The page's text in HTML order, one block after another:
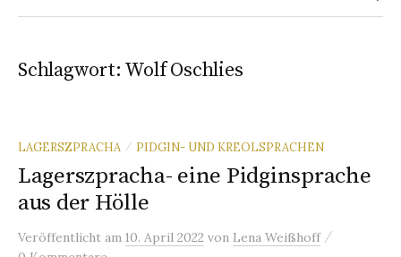
Schlagwort: Wolf Oschlies
LAGERSZPRACHA / PIDGIN- UND KREOLSPRACHEN
Lagerszpracha- eine Pidginsprache
aus der Hölle
Veröffentlicht am 10. April 2022 von Lena Weißhoff /